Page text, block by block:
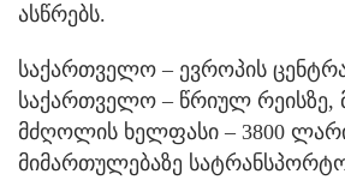
ასწრებს.
საქართველო – ევროპის
საქართველო – წრიულ რეისზე,
მძღოლის ხელფასი – 3800
მიმართულებაზე